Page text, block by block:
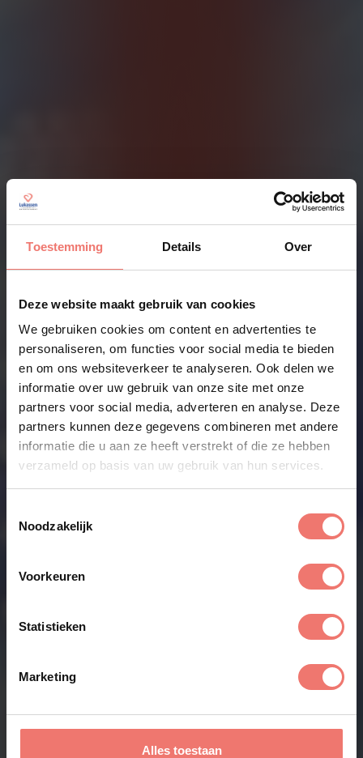
Toestemming Details Over
Deze website maakt gebruik van cookies
We gebruiken cookies om content en advertenties te
personaliseren, om functies voor social media te bieden
en om ons websiteverkeer te analyseren. Ook delen we
informatie over uw gebruik van onze site met onze
partners voor social media, adverteren en analyse. Deze
partners kunnen deze gegevens combineren met andere
informatie die u aan ze heeft verstrekt of die ze hebben
verzameld op basis van uw gebruik van hun services.
Noodzakelijk
Voorkeuren
Statistieken
Marketing
Alles toestaan